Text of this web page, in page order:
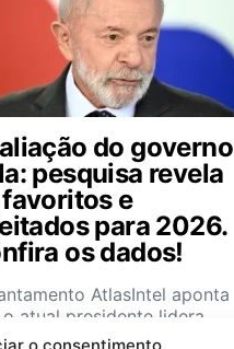
do governo
pesquisa revela
e
para 2026.
os dados!
AtlasIntel aponta
o atual presidente lidera
positiva, superando…